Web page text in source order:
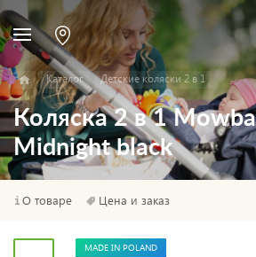
Каталог Детские коляски 2 в 1
Коляска 2 в 1
Midnight black
О товаре Цена и заказ
MADE IN POLAND